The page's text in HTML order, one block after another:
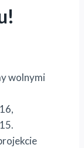
wolnymi